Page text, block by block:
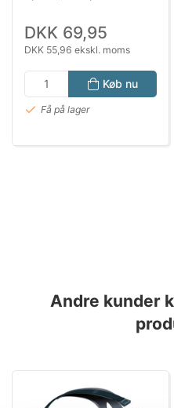
DKK 69,95
DKK 55,96 ekskl. moms
Køb nu
Få på lager
Andre kunder